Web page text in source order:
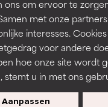
ons om ervoor te
met onze
interesses.
voor andere
hoe onze site wordt
stemt u in met ons
Aanpassen
to assess
irriterend maar kan
is aanwezig. Het
ingrediënten.
irriterend maar kan
is aanwezig. Het
ingrediënten.